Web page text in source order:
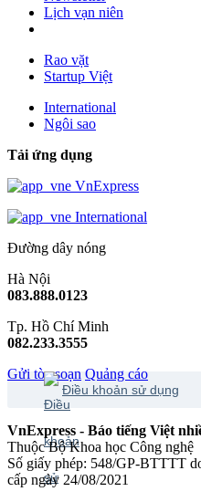
Lịch vạn niên
Rao vặt
Startup Việt
International
Ngôi sao
Tải ứng dụng
VnExpress
International
Đường dây nóng
Hà Nội
083.888.0123
Tp. Hồ Chí Minh
082.233.3555
Gửi tòa soạn Quảng cáo
Điều khoản sử dụng
VnExpress - Báo tiếng Việt
Thuộc Bộ Khoa học Công nghệ
Số giấy phép: 548/GP-BTTTT
cấp ngày 24/08/2021